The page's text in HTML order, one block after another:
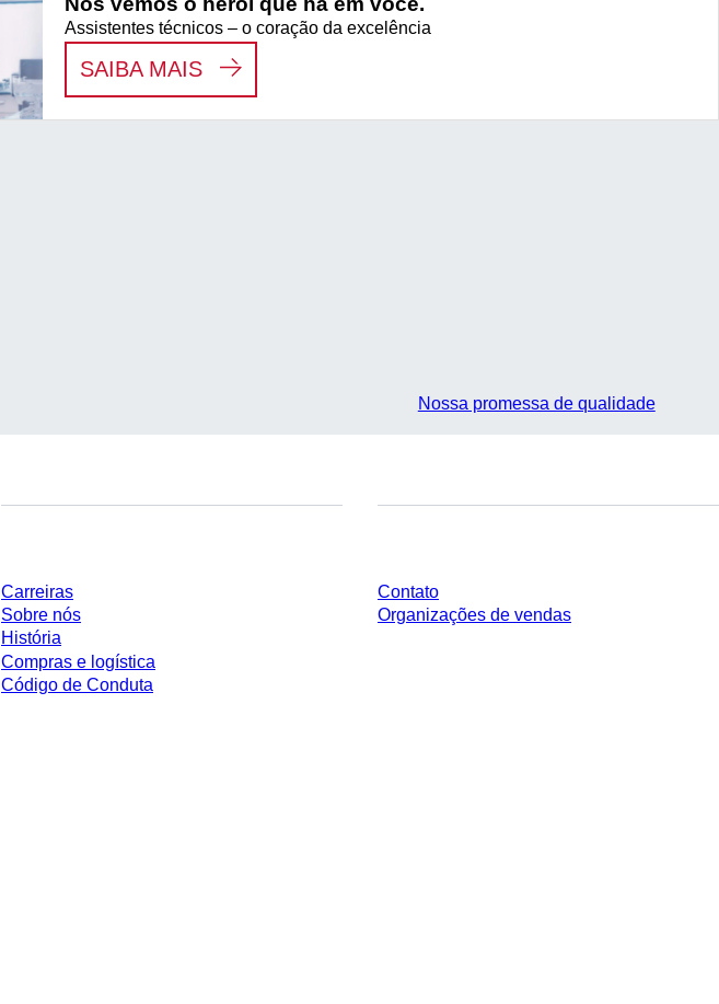
Assistentes técnicos – o coração da excelência
SAIBA MAIS: NÓS VEMOS O HERÓI QUE HÁ EM VOCÊ.
Nossa promessa de qualidade
Carreiras
Sobre nós
História
Compras e logística
Código de Conduta
Contato
Organizações de vendas